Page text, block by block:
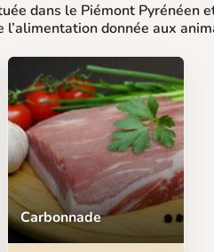
dans le Piémont Pyrénéen
donnée aux
Carbonnade